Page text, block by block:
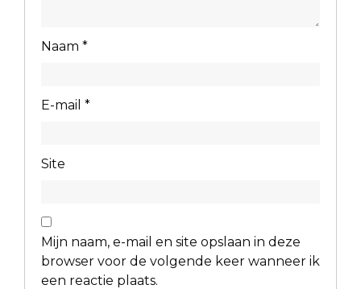
Naam *
E-mail *
Site
Mijn naam, e-mail en site opslaan in deze
browser voor de volgende keer wanneer ik
een reactie plaats.